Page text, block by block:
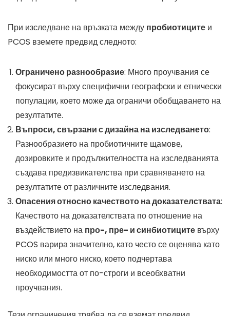
При изследване на връзката между пробиотиците и
PCOS вземете предвид следното:
Ограничено разнообразие: Много проучвания се
фокусират върху специфични географски и етнически
популации, което може да ограничи обобщаването на
резултатите.
Въпроси, свързани с дизайна на изследването:
Разнообразието на пробиотичните щамове,
дозировките и продължителността на изследванията
създава предизвикателства при сравняването на
резултатите от различните изследвания.
Опасения относно качеството на доказателствата:
Качеството на доказателствата по отношение на
въздействието на про-, пре- и синбиотиците върху
PCOS варира значително, като често се оценява като
ниско или много ниско, което подчертава
необходимостта от по-строги и всеобхватни
проучвания.